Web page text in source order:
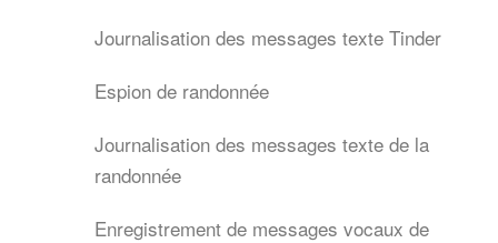
Journalisation des messages texte Tinder
Espion de randonnée
Journalisation des messages texte de la
randonnée
Enregistrement de messages vocaux de